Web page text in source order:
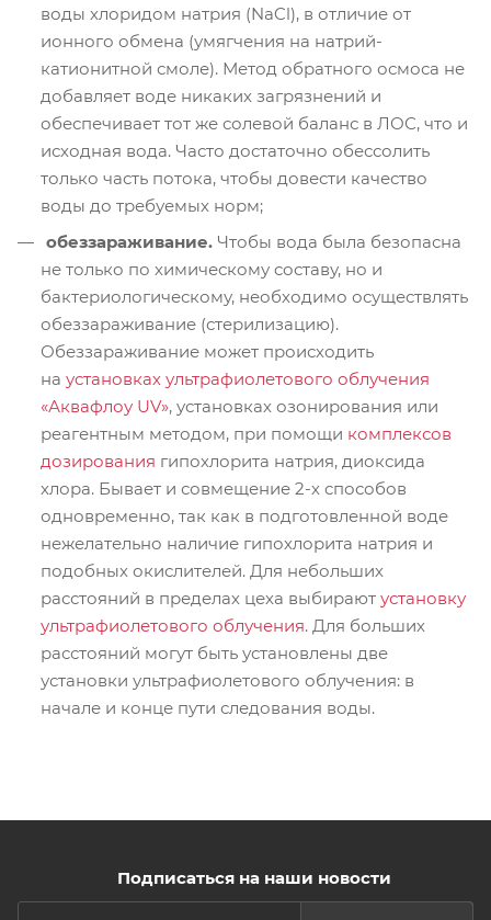
воды хлоридом натрия (NaCl), в отличие от
ионного обмена (умягчения на натрий-
катионитной смоле). Метод обратного осмоса не
добавляет воде никаких загрязнений и
обеспечивает тот же солевой баланс в ЛОС, что и
исходная вода. Часто достаточно обессолить
только часть потока, чтобы довести качество
воды до требуемых норм;
обеззараживание. Чтобы вода была безопасна
не только по химическому составу, но и
бактериологическому, необходимо осуществлять
обеззараживание (стерилизацию).
Обеззараживание может происходить
на установках ультрафиолетового облучения
«Аквафлоу UV», установках озонирования или
реагентным методом, при помощи комплексов
дозирования гипохлорита натрия, диоксида
хлора. Бывает и совмещение 2-х способов
одновременно, так как в подготовленной воде
нежелательно наличие гипохлорита натрия и
подобных окислителей. Для небольших
расстояний в пределах цеха выбирают установку
ультрафиолетового облучения. Для больших
расстояний могут быть установлены две
установки ультрафиолетового облучения: в
начале и конце пути следования воды.
Подписаться на наши новости